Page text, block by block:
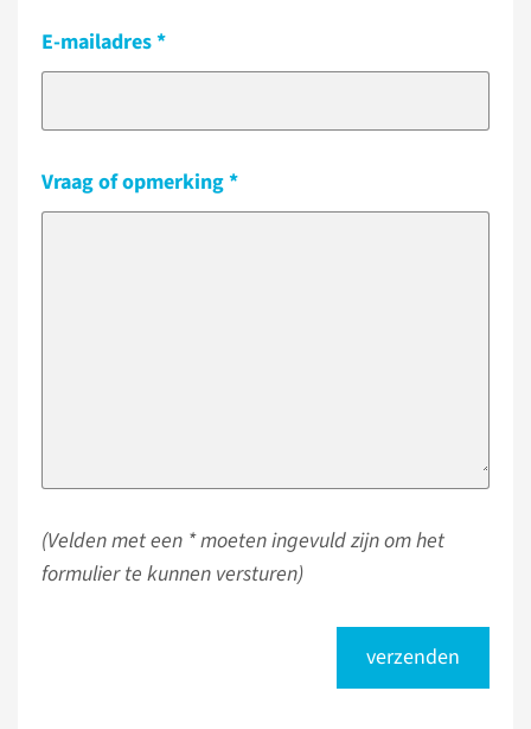
E-mailadres
Vraag of opmerking
(Velden met een * moeten ingevuld zijn om het
formulier te kunnen versturen)
verzenden